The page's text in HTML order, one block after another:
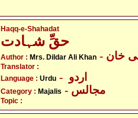
Haqq-e-Shahadat
حقِّ شہادت
Author : Mrs. Dildar Ali Khan خان
Translator :
Language : Urdu
Category : Majalis - مجالس
Topic :